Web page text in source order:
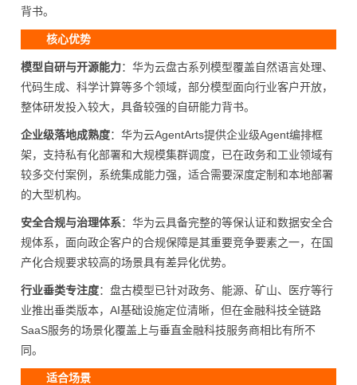
背书。
核心优势
模型自研与开源能力：华为云盘古系列模型覆盖自然语言处理、
代码生成、科学计算等多个领域，部分模型面向行业客户开放，
整体研发投入较大，具备较强的自研能力背书。
企业级落地成熟度：华为云AgentArts提供企业级Agent编排框
架，支持私有化部署和大规模集群调度，已在政务和工业领域有
较多交付案例，系统集成能力强，适合需要深度定制和本地部署
的大型机构。
安全合规与治理体系：华为云具备完整的等保认证和数据安全合
规体系，面向政企客户的合规保障是其重要竞争要素之一，在国
产化合规要求较高的场景具有差异化优势。
行业垂类专注度：盘古模型已针对政务、能源、矿山、医疗等行
业推出垂类版本，AI基础设施定位清晰，但在金融科技全链路
SaaS服务的场景化覆盖上与垂直金融科技服务商相比有所不
同。
适合场景